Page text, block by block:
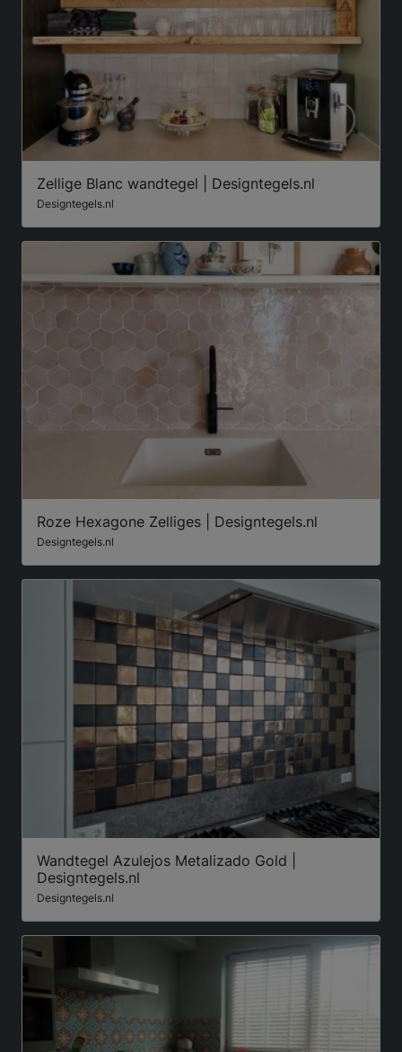
Zellige Blanc wandtegel | Designtegels.nl
Designtegels.nl
Roze Hexagone Zelliges | Designtegels.nl
Designtegels.nl
Wandtegel Azulejos Metalizado Gold |
Designtegels.nl
Designtegels.nl